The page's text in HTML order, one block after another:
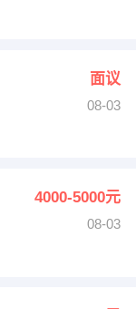
面议
08-03
4000-5000元
08-03